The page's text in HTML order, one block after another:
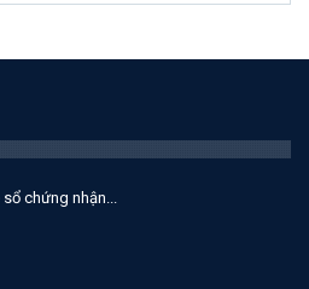
chứng nhận...